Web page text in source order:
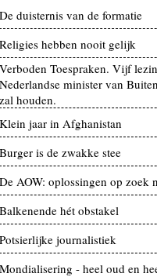
De duisternis van de formatie
Religies hebben nooit gelijk
Verboden Toespraken. Vijf
Nederlandse minister van
zal houden.
Klein jaar in Afghanistan
Burger is de zwakke stee
De AOW: oplossingen op zoek
Balkenende hét obstakel
Potsierlijke journalistiek
Mondialisering - heel oud en